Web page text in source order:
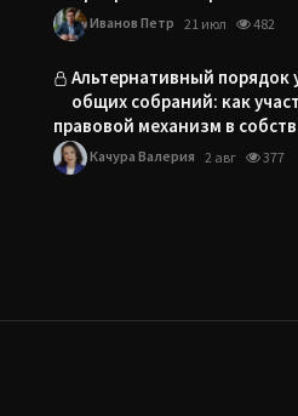
Иванов Петр 21 июл 482
Альтернативный порядок
общих собраний: как
правовой механизм в
Качура Валерия 2 авг 377